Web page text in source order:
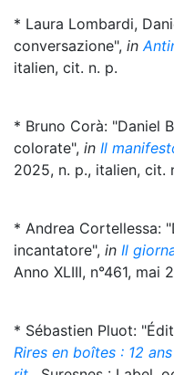
* Laura Lombardi,
conversazione", in
italien, cit. n. p.
* Bruno Corà: "Daniel
colorate", in Il
2025, n. p., italien, cit.
* Andrea Cortellessa:
incantatore", in Il
Anno XLIII, n°461, mai
* Sébastien Pluot:
Rires en boîtes : 12